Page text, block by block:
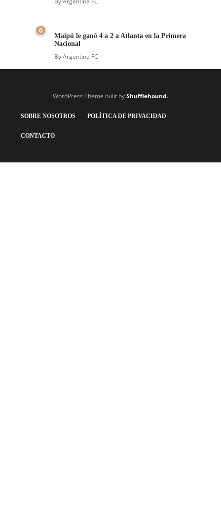
0
Maipú le ganó 4 a 2 a Atlanta en la Primera
Nacional
ByArgentina FC
WordPress Theme built byShufflehound.
SOBRE NOSOTROS POLÍTICA DE PRIVACIDAD
CONTACTO